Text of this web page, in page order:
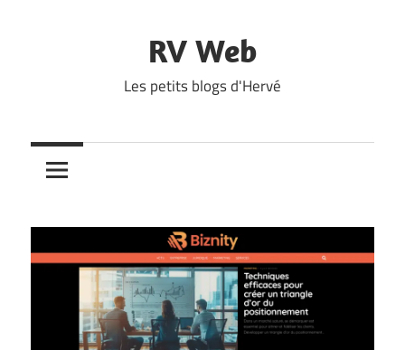
RV Web
Les petits blogs d'Hervé